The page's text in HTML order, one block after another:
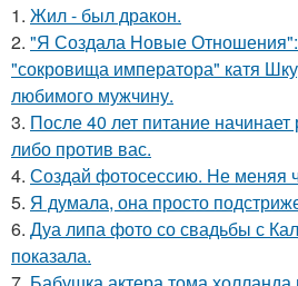
1. Жил - был дракон.
2. "Я Создала Новые
"сокровища императора" катя
любимого мужчину.
3. После 40 лет питание начинает
либо против вас.
4. Создай фотосессию. Не меняя
5. Я думала, она просто
6. Дуа липа фото со свадьбы с
показала.